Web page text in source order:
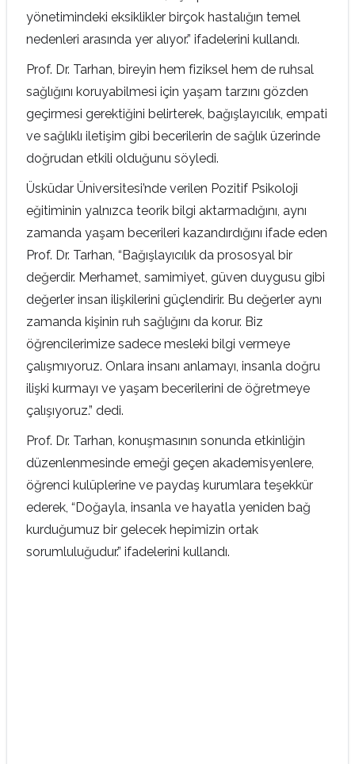
yönetimindeki eksiklikler birçok hastalığın temel
nedenleri arasında yer alıyor.” ifadelerini kullandı.
Prof. Dr. Tarhan, bireyin hem fiziksel hem de ruhsal
sağlığını koruyabilmesi için yaşam tarzını gözden
geçirmesi gerektiğini belirterek, bağışlayıcılık, empati
ve sağlıklı iletişim gibi becerilerin de sağlık üzerinde
doğrudan etkili olduğunu söyledi.
Üsküdar Üniversitesi’nde verilen Pozitif Psikoloji
eğitiminin yalnızca teorik bilgi aktarmadığını, aynı
zamanda yaşam becerileri kazandırdığını ifade eden
Prof. Dr. Tarhan, “Bağışlayıcılık da prososyal bir
değerdir. Merhamet, samimiyet, güven duygusu gibi
değerler insan ilişkilerini güçlendirir. Bu değerler aynı
zamanda kişinin ruh sağlığını da korur. Biz
öğrencilerimize sadece mesleki bilgi vermeye
çalışmıyoruz. Onlara insanı anlamayı, insanla doğru
ilişki kurmayı ve yaşam becerilerini de öğretmeye
çalışıyoruz.” dedi.
Prof. Dr. Tarhan, konuşmasının sonunda etkinliğin
düzenlenmesinde emeği geçen akademisyenlere,
öğrenci kulüplerine ve paydaş kurumlara teşekkür
ederek, “Doğayla, insanla ve hayatla yeniden bağ
kurduğumuz bir gelecek hepimizin ortak
sorumluluğudur.” ifadelerini kullandı.